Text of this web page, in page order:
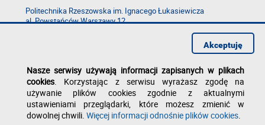
Politechnika Rzeszowska im. Ignacego Łukasiewicza
al. Powstańców Warszawy 12
e-mail:kancelaria@prz.edu.pl
Deklaracja dostępności
Polityka prywatności
Zgłoś błąd na stronie
Nasze serwisy używają informacji zapisanych w plikach
cookies. Korzystając z serwisu wyrażasz zgodę na
używanie plików cookies zgodnie z aktualnymi
ustawieniami przeglądarki, które możesz zmienić w
dowolnej chwili. Więcej informacji odnośnie plików cookies.
Akceptuję